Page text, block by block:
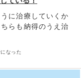
に治療していくか
らも納得のうえ治
なった